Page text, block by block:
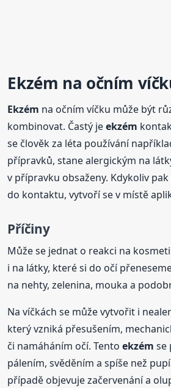
Ekzém na očním
Ekzém na očním víčku může být
kombinovat. Častý jeekzém
se člověk za léta používání
přípravků, stane alergickým na
v přípravku obsaženy. Kdykoliv
do kontaktu, vytvoří se v místě
Příčiny
Může se jednat o reakci na
i na látky, které si do očí
na nehty, zelenina, mouka a
Na víčkách se může vytvořit i
který vzniká přesušením,
či namáháním očí. Tentoekzém se
pálením, svěděním a spíše než
případě objevuje začervenání a